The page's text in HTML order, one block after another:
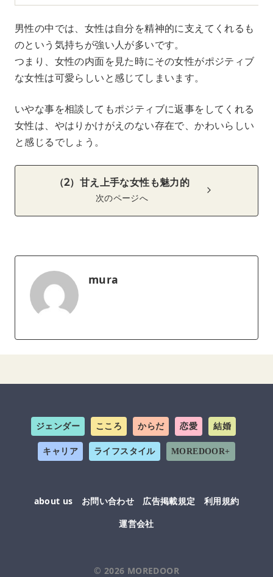
男性の中では、女性は自分を精神的に支えてくれるも
のという気持ちが強い人が多いです。
つまり、女性の内面を見た時にその女性がポジティブ
な女性は可愛らしいと感じてしまいます。
いやな事を相談してもポジティブに返事をしてくれる
女性は、やはりかけがえのない存在で、かわいらしい
と感じるでしょう。
（2）甘え上手な女性も魅力的
次のページへ
mura
ジェンダー こころ からだ 恋愛 結婚
キャリア ライフスタイル MOREDOOR+
about us お問い合わせ 広告掲載規定
利用規約
運営会社
© 2026 MOREDOOR